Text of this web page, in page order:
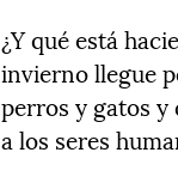
¿Y qué está
invierno llegue
perros y gatos y
a los seres